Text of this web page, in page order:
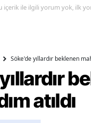
Yozgat
Zonguldak
Aksaray
içerik ile ilgili yorum yok, ilk
Söke'de yıllardır beklenen
atıldı